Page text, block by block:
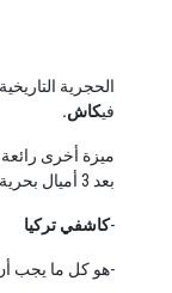
الحجرية
فيكاش.
ميزة أخرى رائعة
بعد 3 أميال بحرية يمكن رؤيتها بالعين المجردة.
-كاشفي تركيا
-هو كل ما يجب